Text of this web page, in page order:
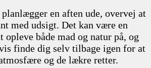
planlægger en aften ude, overvej at
med udsigt. Det kan være en
opleve både mad og natur på, og
finde dig selv tilbage igen for at
og de lækre retter.